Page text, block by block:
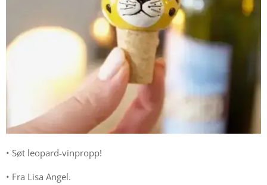
• Søt leopard-vinpropp!
• Fra Lisa Angel.